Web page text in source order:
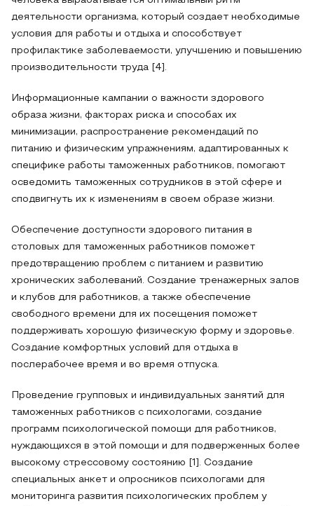
деятельности организма, который создает необходимые
условия для работы и отдыха и способствует
профилактике заболеваемости, улучшению и повышению
производительности труда [4].
Информационные кампании о важности здорового
образа жизни, факторах риска и способах их
минимизации, распространение рекомендаций по
питанию и физическим упражнениям, адаптированных к
специфике работы таможенных работников, помогают
осведомить таможенных сотрудников в этой сфере и
сподвигнуть их к изменениям в своем образе жизни.
Обеспечение доступности здорового питания в
столовых для таможенных работников поможет
предотвращению проблем с питанием и развитию
хронических заболеваний. Создание тренажерных залов
и клубов для работников, а также обеспечение
свободного времени для их посещения поможет
поддерживать хорошую физическую форму и здоровье.
Создание комфортных условий для отдыха в
послерабочее время и во время отпуска.
Проведение групповых и индивидуальных занятий для
таможенных работников с психологами, создание
программ психологической помощи для работников,
нуждающихся в этой помощи и для подверженных более
высокому стрессовому состоянию [1]. Создание
специальных анкет и опросников психологами для
мониторинга развития психологических проблем у